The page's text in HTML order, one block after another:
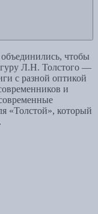
чтобы
Л.Н. Толстого —
с разной оптикой
и
«Толстой», который